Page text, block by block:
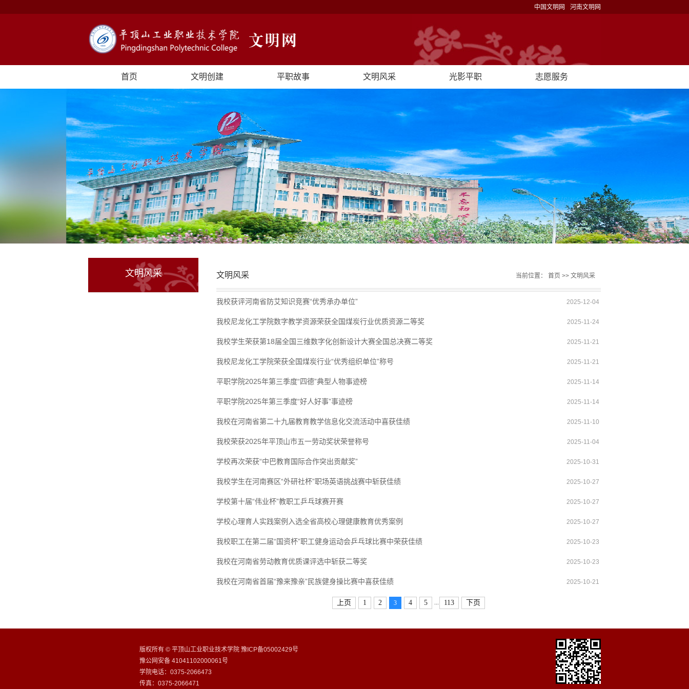
中国文明网 河南文明网
首页 文明创建 平职故事 文明风采 光影平职 志愿服务
文明风采 文明风采 当前位置： 首页 >> 文明风采
我校获评河南省防艾知识竞赛“优秀承办单位” 2025-12-04
我校尼龙化工学院数字教学资源荣获全国煤炭行业优质资源二等奖 2025-11-24
我校学生荣获第18届全国三维数字化创新设计大赛全国总决赛二等奖 2025-11-21
我校尼龙化工学院荣获全国煤炭行业“优秀组织单位”称号 2025-11-21
平职学院2025年第三季度“四德”典型人物事迹榜 2025-11-14
平职学院2025年第三季度“好人好事”事迹榜 2025-11-14
我校在河南省第二十九届教育教学信息化交流活动中喜获佳绩 2025-11-10
我校荣获2025年平顶山市五一劳动奖状荣誉称号 2025-11-04
学校再次荣获“中巴教育国际合作突出贡献奖” 2025-10-31
我校学生在河南赛区“外研社杯”职场英语挑战赛中斩获佳绩 2025-10-27
学校第十届“伟业杯”教职工乒乓球赛开赛 2025-10-27
学校心理育人实践案例入选全省高校心理健康教育优秀案例 2025-10-27
我校职工在第二届“国资杯”职工健身运动会乒乓球比赛中荣获佳绩 2025-10-23
我校在河南省劳动教育优质课评选中斩获二等奖 2025-10-23
我校在河南省首届“豫来豫亲”民族健身操比赛中喜获佳绩 2025-10-21
上页 1 2 3 4 5 113 下页
版权所有 © 平顶山工业职业技术学院 豫ICP备05002429号
豫公网安备 41041102000061号
学院电话：0375-2066473
传真：0375-2066471